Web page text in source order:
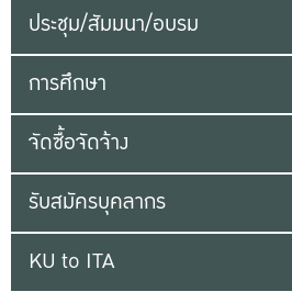
ประชุม/สัมมนา/อบรม
การศึกษา
จัดซื้อจัดจ้าง
รับสมัครบุคลากร
KU to ITA